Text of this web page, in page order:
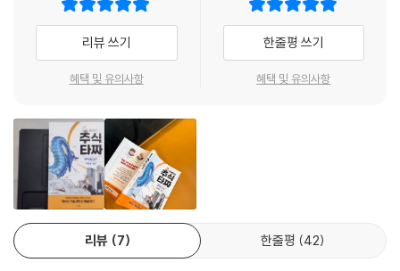
또 다른 고수 설산은 시력을 잃을 정도로 차트에 몰입한 괴물 같은 분석가
다. 하루 16시간 이상 차트를 분석하며, 수만 개의 캔들을 해부해 정배열
기반 추세 전략과 심리 통제 시스템을 구축했다. 그는 한때 극심한 손실로
시장을 떠났으나, 심리 공부와 자기 객관화를 통해 철저히 시스템화된 매
해 인간 심리를 읽는 일’이며, 그가 쌓은 분석과 통제의 힘은 오늘날 많은
투자자의 모범이 되고 있다.
이 책의 백미는 허영만 화백이 두 고수의 인생 전체를 밀도 있게 취재하여,
단순한 기법 소개를 넘어 실패와 회복, 기술과 감정, 철학과 삶이 어떻게 하
나로 연결되는지를 감동적인 이야기로 그려냈다는 점이다. 독자는 수많은
장면 속에서 그들이 왜 그 기법을 쓰는지, 어떻게 실패를 극복했는지를 ‘전
리뷰 쓰기
혜택 및 유의사항
한줄평 쓰기
혜택 및 유의사항
리뷰 7 한줄평 42